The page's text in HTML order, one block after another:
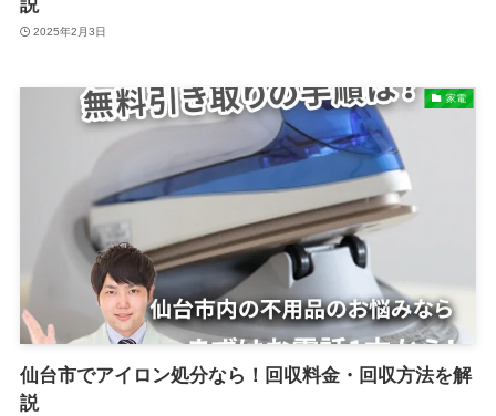
説
2025年2月3日
家電
仙台市でアイロン処分なら！回収料金・回収方法を解
説